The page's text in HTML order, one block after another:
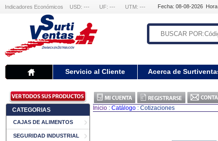
Indicadores Económicos USD: --- UF: --- UTM: --- Fecha: 08-08-2026
Servicio al Cliente Acerca de
CATEGORIAS
CAJAS DE ALIMENTOS
SEGURIDAD INDUSTRIAL
Inicio : Catálogo : Cotizaciones